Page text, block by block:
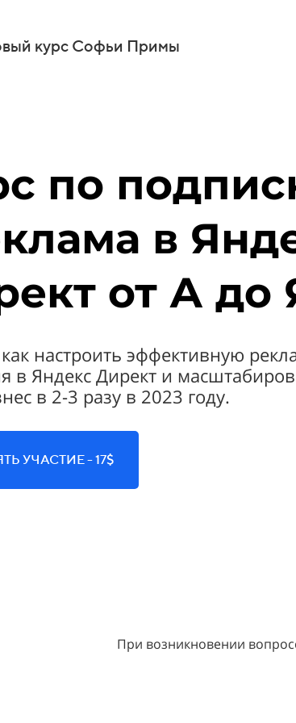
курс Софьи Примы
по
в
от А до
настроить эффективную
в Яндекс Директ и
в 2-3 разу в 2023 году.
УЧАСТИЕ - 17$
При возникновении